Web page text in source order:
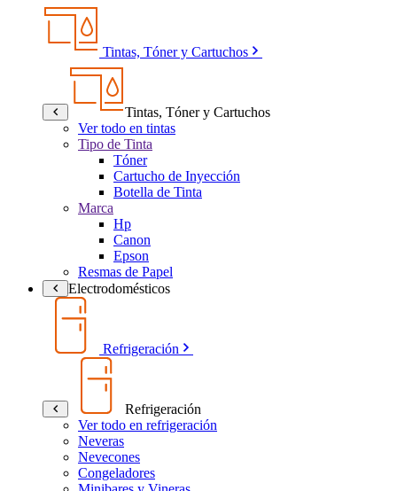
Tintas, Tóner y Cartuchos
Tintas, Tóner y Cartuchos
Ver todo en tintas
Tipo de Tinta
Tóner
Cartucho de Inyección
Botella de Tinta
Marca
Hp
Canon
Epson
Resmas de Papel
Electrodomésticos
Refrigeración
Refrigeración
Ver todo en refrigeración
Neveras
Nevecones
Congeladores